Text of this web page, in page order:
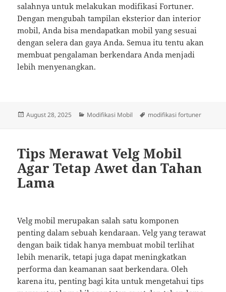
salahnya untuk melakukan modifikasi Fortuner.
Dengan mengubah tampilan eksterior dan interior
mobil, Anda bisa mendapatkan mobil yang sesuai
dengan selera dan gaya Anda. Semua itu tentu akan
membuat pengalaman berkendara Anda menjadi
lebih menyenangkan.
Posted
August 28, 2025 Categories
Modifikasi Mobil Tags
modifikasi fortuner
Tips Merawat Velg Mobil
Agar Tetap Awet dan Tahan
Lama
Velg mobil merupakan salah satu komponen
penting dalam sebuah kendaraan. Velg yang terawat
dengan baik tidak hanya membuat mobil terlihat
lebih menarik, tetapi juga dapat meningkatkan
performa dan keamanan saat berkendara. Oleh
karena itu, penting bagi kita untuk mengetahui tips